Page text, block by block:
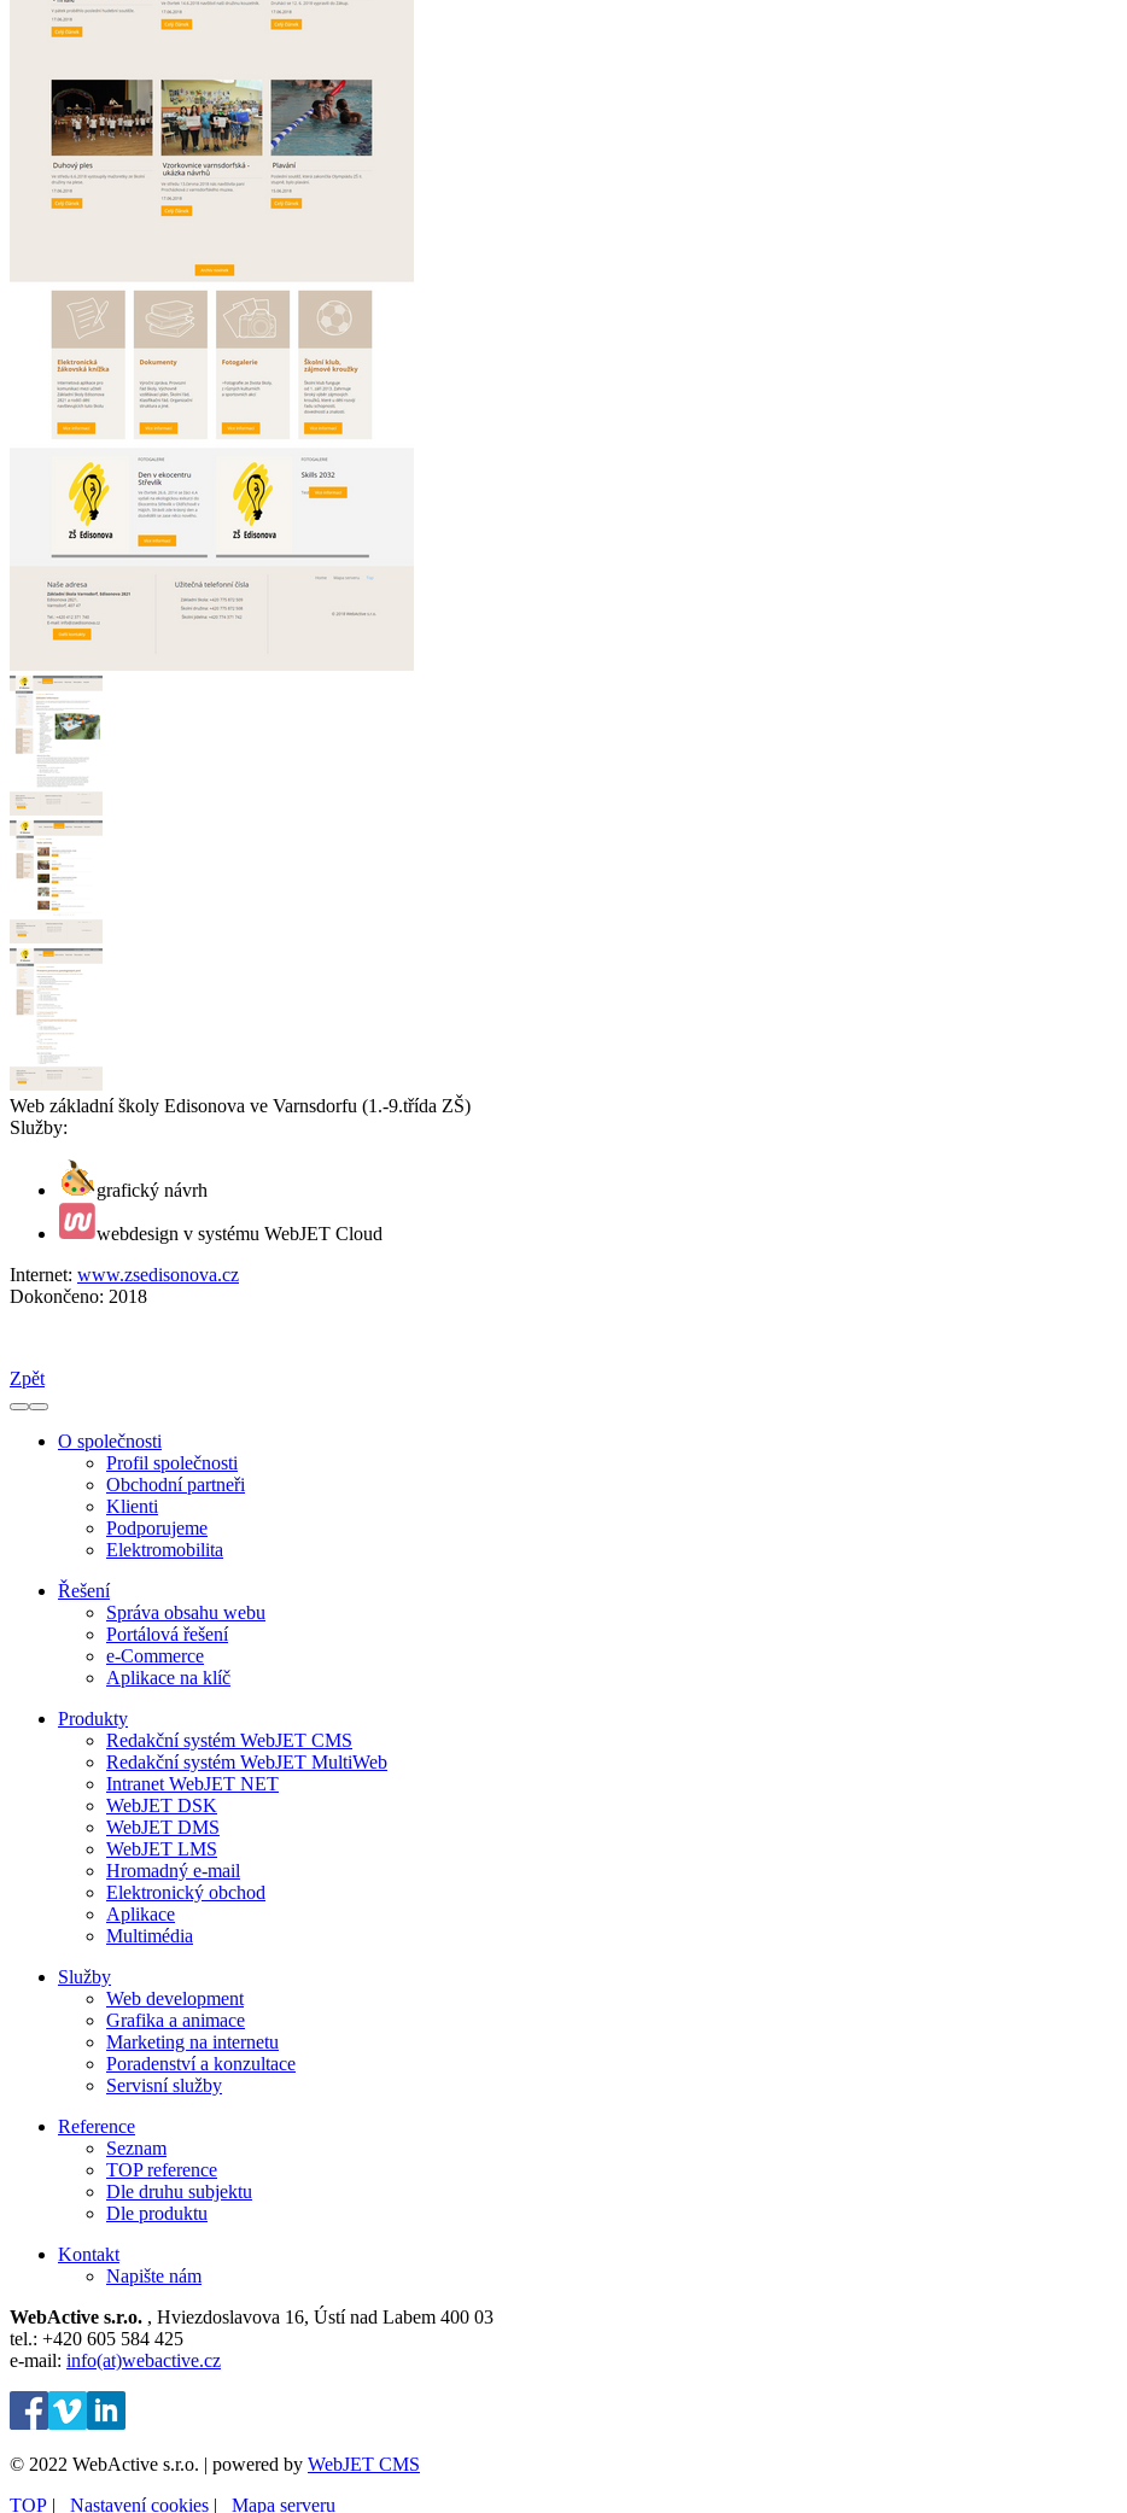
Web základní školy Edisonova ve Varnsdorfu (1.-9.třída ZŠ)
Služby:
grafický návrh
webdesign v systému WebJET Cloud
Internet: www.zsedisonova.cz
Dokončeno: 2018
Zpět
O společnosti
Profil společnosti
Obchodní partneři
Klienti
Podporujeme
Elektromobilita
Řešení
Správa obsahu webu
Portálová řešení
e-Commerce
Aplikace na klíč
Produkty
Redakční systém WebJET CMS
Redakční systém WebJET MultiWeb
Intranet WebJET NET
WebJET DSK
WebJET DMS
WebJET LMS
Hromadný e-mail
Elektronický obchod
Aplikace
Multimédia
Služby
Web development
Grafika a animace
Marketing na internetu
Poradenství a konzultace
Servisní služby
Reference
Seznam
TOP reference
Dle druhu subjektu
Dle produktu
Kontakt
Napište nám
WebActive s.r.o. , Hviezdoslavova 16, Ústí nad Labem 400 03
tel.: +420 605 584 425
e-mail: info(at)webactive.cz
© 2022 WebActive s.r.o. | powered by WebJET CMS
TOP | ⁠ Nastavení cookies | ⁠ Mapa serveru